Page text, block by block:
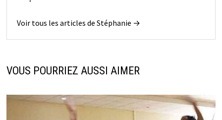
Voir tous les articles de Stéphanie →
VOUS POURRIEZ AUSSI AIMER